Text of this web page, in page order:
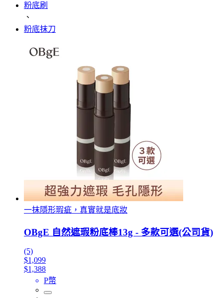
粉底刷
、
粉底抹刀
一抹隱形瑕疵，真實就是底妝
OBgE 自然遮瑕粉底棒13g - 多款可選(公司貨)
(5)
$1,099
$1,388
P幣